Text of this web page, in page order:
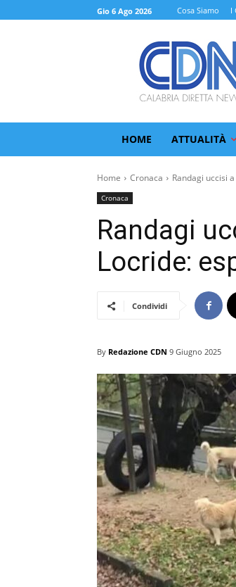
Gio 6 Ago 2026 Cosa Siamo I
HOME ATTUALITÀ
Home Cronaca Randagi uccisi
Cronaca
Randagi
Locride:
Condividi
By Redazione CDN 9 Giugno 2025